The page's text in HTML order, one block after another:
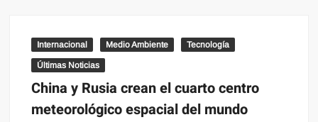
Internacional Medio Ambiente Tecnología
Últimas Noticias
China y Rusia crean el cuarto centro
meteorológico espacial del mundo